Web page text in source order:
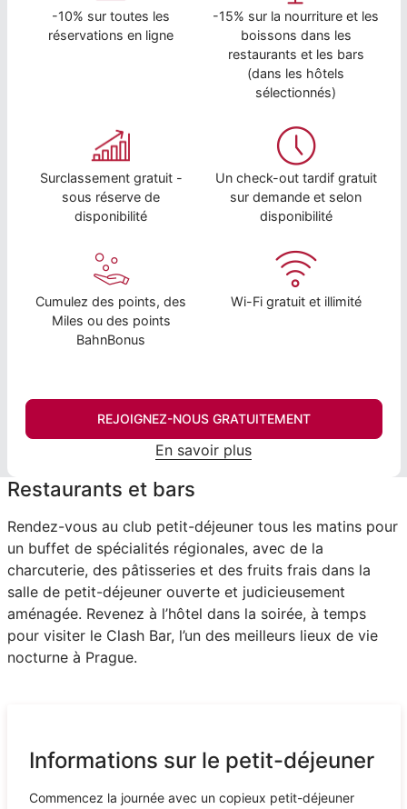
-10% sur toutes les
réservations en ligne
-15% sur la nourriture et les
boissons dans les
restaurants et les bars
(dans les hôtels
sélectionnés)
Surclassement gratuit -
sous réserve de
disponibilité
Un check-out tardif gratuit
sur demande et selon
disponibilité
Cumulez des points, des
Miles ou des points
BahnBonus
Wi-Fi gratuit et illimité
REJOIGNEZ-NOUS GRATUITEMENT
En savoir plus
Restaurants et bars
Rendez-vous au club petit-déjeuner tous les matins pour
un buffet de spécialités régionales, avec de la
charcuterie, des pâtisseries et des fruits frais dans la
salle de petit-déjeuner ouverte et judicieusement
aménagée. Revenez à l’hôtel dans la soirée, à temps
pour visiter le Clash Bar, l’un des meilleurs lieux de vie
nocturne à Prague.
Informations sur le petit-déjeuner
Commencez la journée avec un copieux petit-déjeuner